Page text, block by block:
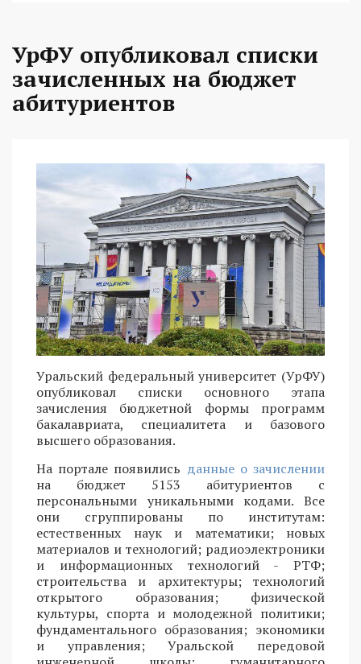
УрФУ опубликовал списки
зачисленных на бюджет
абитуриентов
Уральский федеральный университет (УрФУ)
опубликовал списки основного этапа
зачисления бюджетной формы программ
бакалавриата, специалитета и базового
высшего образования.
На портале появились данные о зачислении
на бюджет 5153 абитуриентов с
персональными уникальными кодами. Все
они сгруппированы по институтам:
естественных наук и математики; новых
материалов и технологий; радиоэлектроники
и информационных технологий - РТФ;
строительства и архитектуры; технологий
открытого образования; физической
культуры, спорта и молодежной политики;
фундаментального образования; экономики
и управления; Уральской передовой